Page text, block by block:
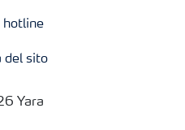
hotline
del sito
Yara